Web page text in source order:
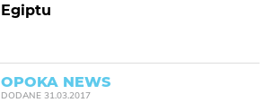
Egiptu
OPOKA NEWS
DODANE 31.03.2017